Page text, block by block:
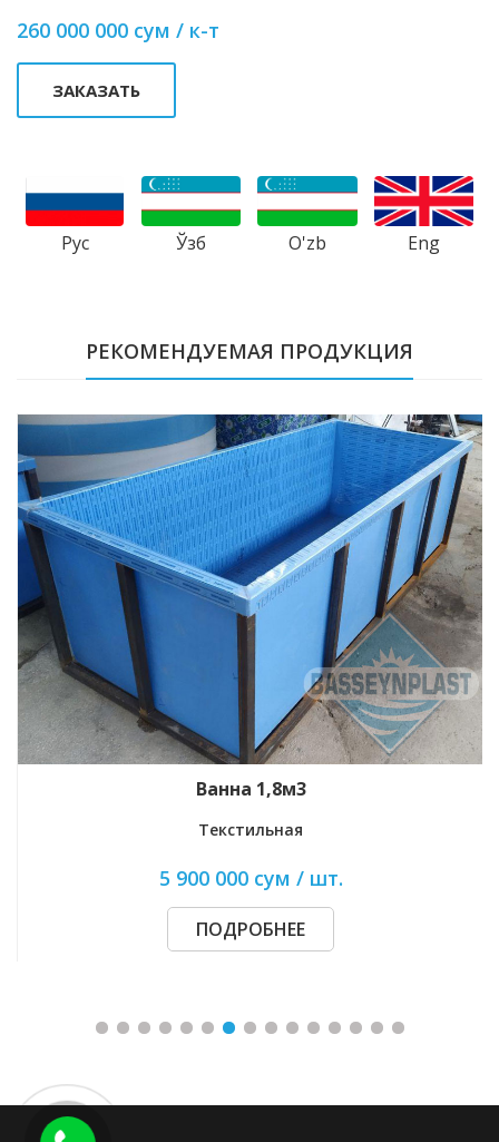
260 000 000 сум / к-т
ЗАКАЗАТЬ
Рус Ўзб O'zb Eng
РЕКОМЕНДУЕМАЯ ПРОДУКЦИЯ
Эко-ёмкость 1м3
Для пищ. продуктов
5 600 000 сум / шт.
ПОДРОБНЕЕ